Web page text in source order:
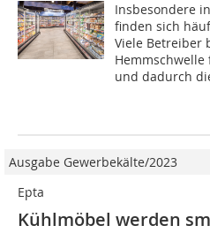
Insbesondere
finden sich
Viele Betreiber
und dadurch
Ausgabe Gewerbekälte/2023
Epta
Kühlmöbel werden